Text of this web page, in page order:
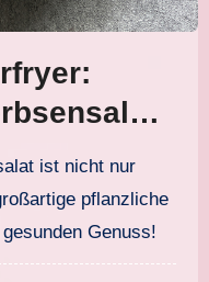
pflanzliche
Genuss!